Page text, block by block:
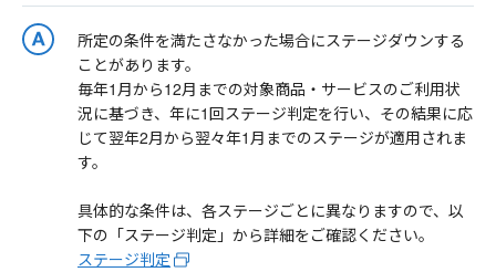
所定の条件を満たさなかった場合にステージダウンする
ことがあります。
毎年1月から12月までの対象商品・サービスのご利用状
況に基づき、年に1回ステージ判定を行い、その結果に応
じて翌年2月から翌々年1月までのステージが適用されま
す。
具体的な条件は、各ステージごとに異なりますので、以
下の「ステージ判定」から詳細をご確認ください。
ステージ判定